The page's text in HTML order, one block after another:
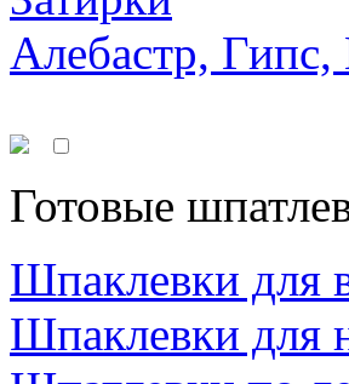
Алебастр,
Готовые
Шпаклевки для
Шпаклевки для